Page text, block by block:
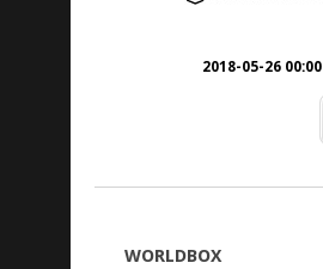
2018-05-26 00:00
WORLDBOX